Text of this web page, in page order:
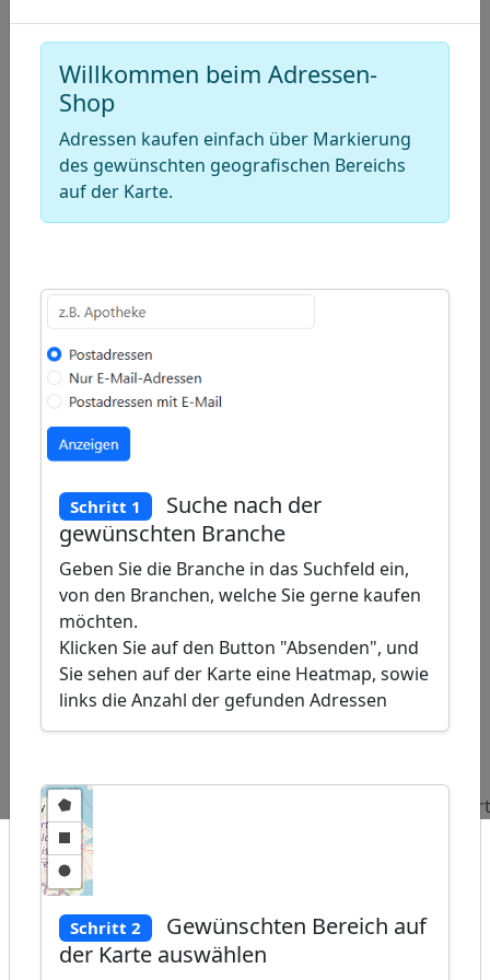
polygon
rectangle
Draw
circle
Edit
layers
Delete
Beliebte
Abfragen:
Adressen
Adressen
Willkommen beim Adressen-
Shop
Adressen kaufen einfach über Markierung
des gewünschten geografischen Bereichs
auf der Karte.
Schritt 1
Suche nach der
gewünschten Branche
Geben Sie die Branche in das Suchfeld ein,
von den Branchen, welche Sie gerne kaufen
möchten.
Klicken Sie auf den Button "Absenden", und
Sie sehen auf der Karte eine Heatmap, sowie
links die Anzahl der gefunden Adressen
Schritt 2
Gewünschten Bereich auf
der Karte auswählen